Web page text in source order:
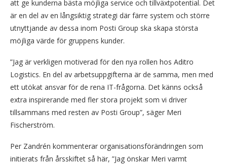
att ge kunderna bästa möjliga service och tillväxtpotential. Det
är en del av en långsiktig strategi där färre system och större
utnyttjande av dessa inom Posti Group ska skapa största
möjliga värde för gruppens kunder.
”Jag är verkligen motiverad för den nya rollen hos Aditro
Logistics. En del av arbetsuppgifterna är de samma, men med
ett utökat ansvar för de rena IT-frågorna. Det känns också
extra inspirerande med fler stora projekt som vi driver
tillsammans med resten av Posti Group”, säger Meri
Fischerström.
Per Zandrén kommenterar organisationsförändringen som
initierats från årsskiftet så här, ”Jag önskar Meri v­­armt